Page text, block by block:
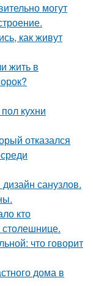
могут
как живут
жить в
кухни
отказался
санузлов.
кто
что говорит
дома в